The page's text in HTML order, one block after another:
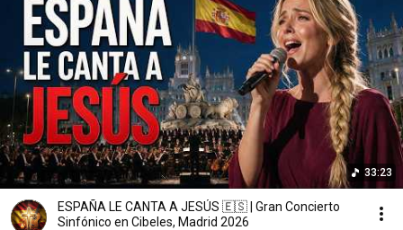
33:23
ESPAÑA LE CANTA A JESÚS 🇪🇸 | Gran Concierto
Sinfónico en Cibeles, Madrid 2026